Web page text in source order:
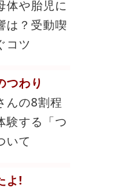
体や胎児に
は？受動喫
コツ
つわり
んの8割程
験する「つ
いて
よ!